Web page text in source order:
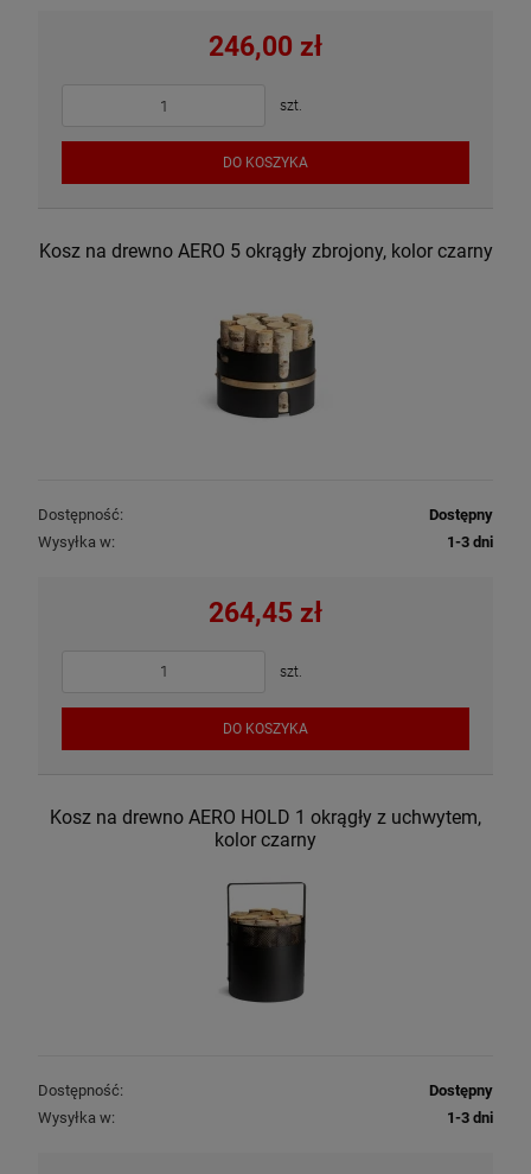
246,00 zł
szt.
DO KOSZYKA
Kosz na drewno AERO 5 okrągły zbrojony, kolor czarny
Dostępność:
Dostępny
Wysyłka w:
1-3 dni
264,45 zł
szt.
DO KOSZYKA
Kosz na drewno AERO HOLD 1 okrągły z uchwytem,
kolor czarny
Dostępność:
Dostępny
Wysyłka w:
1-3 dni